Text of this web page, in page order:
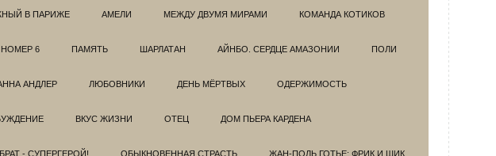
В ПАРИЖЕ АМЕЛИ МЕЖДУ ДВУМЯ МИРАМИ КОМАНДА КОТИКОВ
НОМЕР 6 ПАМЯТЬ ШАРЛАТАН АЙНБО. СЕРДЦЕ АМАЗОНИИ ПОЛИ
АНДЛЕР ЛЮБОВНИКИ ДЕНЬ МЁРТВЫХ ОДЕРЖИМОСТЬ
ВКУС ЖИЗНИ ОТЕЦ ДОМ ПЬЕРА КАРДЕНА
- СУПЕРГЕРОЙ! ОБЫКНОВЕННАЯ СТРАСТЬ ЖАН-ПОЛЬ ГОТЬЕ: ФРИК И ШИК